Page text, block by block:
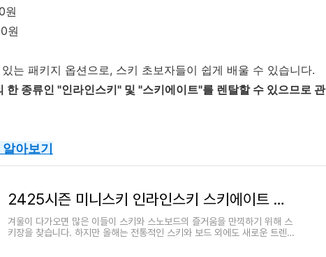
원
원
는 패키지 옵션으로, 스키 초보자들이 쉽게 배울 수 있습니다.
한 종류인 "인라인스키" 및 "스키에이트"를 렌탈할 수 있으므로 관
아보기
2425시즌 미니스키 인라인스키 스키에이트 렌탈 강습 추천스키장
겨울이 다가오면 많은 이들이 스키와 스노보드의 즐거움을 만끽하기 위해 스
키장을 찾습니다. 하지만 올해는 전통적인 스키와 보드 외에도 새로운 트렌드